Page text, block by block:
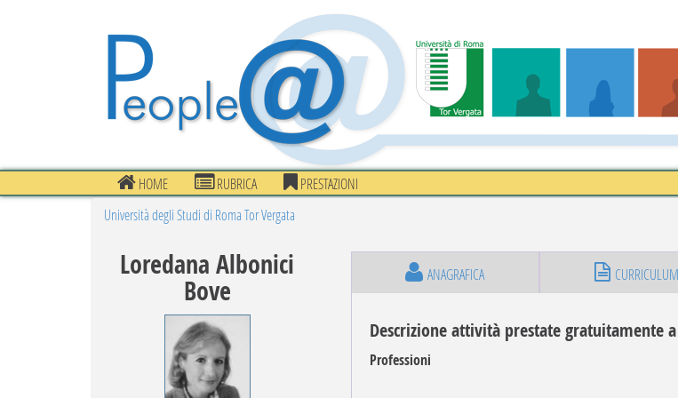
HOME RUBRICA PRESTAZIONI
Università degli Studi di Roma Tor Vergata
Loredana Albonici
Bove ANAGRAFICA CURRICULUM
Descrizione attività prestate gratuitamente
Professioni